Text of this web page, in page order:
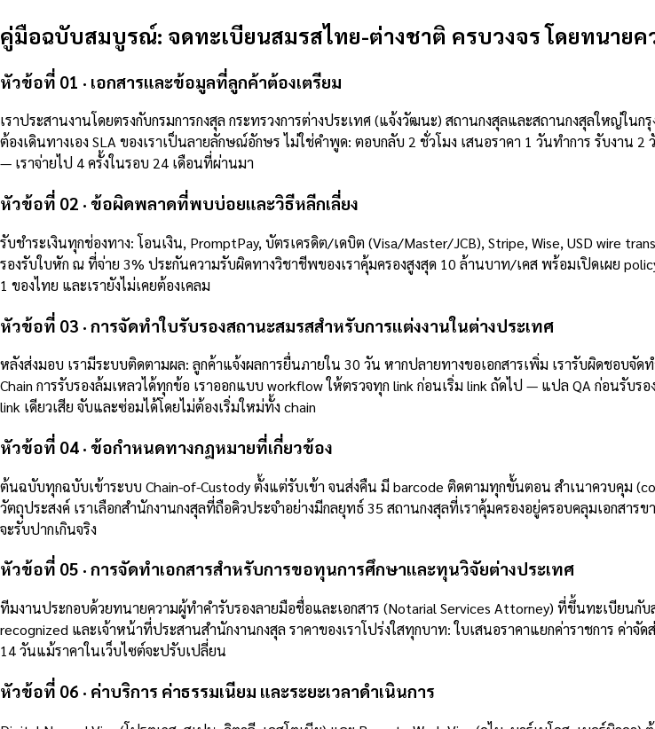
คู่มือฉบับสมบูรณ์: จดทะเบียนสมรสไทย-ต่างชาติ ครบวงจร โดยทนาย
หัวข้อที่ 01 · เอกสารและข้อมูลที่ลูกค้าต้องเตรียม
เราประสานงานโดยตรงกับกรมการกงสุล กระทรวงการต่างประเทศ (แจ้งวัฒนะ) สถานกงสุลและสถานกงสุลใหญ่ใน
ต้องเดินทางเอง SLA ของเราเป็นลายลักษณ์อักษร ไม่ใช่คำพูด: ตอบกลับ 2 ชั่วโมง เสนอราคา 1 วันทำการ รับงาน
— เราจ่ายไป 4 ครั้งในรอบ 24 เดือนที่ผ่านมา
หัวข้อที่ 02 · ข้อผิดพลาดที่พบบ่อยและวิธีหลีกเลี่ยง
รับชำระเงินทุกช่องทาง: โอนเงิน, PromptPay, บัตรเครดิต/เดบิต (Visa/Master/JCB), Stripe, Wise, USD wire
รองรับใบหัก ณ ที่จ่าย 3% ประกันความรับผิดทางวิชาชีพของเราคุ้มครองสูงสุด 10 ล้านบาท/เคส พร้อมเปิดเผย
1 ของไทย และเรายังไม่เคยต้องเคลม
หัวข้อที่ 03 · การจัดทำใบรับรองสถานะสมรสสำหรับการแต่งงานในต่างประเทศ
หลังส่งมอบ เรามีระบบติดตามผล: ลูกค้าแจ้งผลการยื่นภายใน 30 วัน หากปลายทางขอเอกสารเพิ่ม เรารับผิดชอบ
Chain การรับรองล้มเหลวได้ทุกข้อ เราออกแบบ workflow ให้ตรวจทุก link ก่อนเริ่ม link ถัดไป — แปล QA ก่อนรั
link เดียวเสีย จับและซ่อมได้โดยไม่ต้องเริ่มใหม่ทั้ง chain
หัวข้อที่ 04 · ข้อกำหนดทางกฎหมายที่เกี่ยวข้อง
ต้นฉบับทุกฉบับเข้าระบบ Chain-of-Custody ตั้งแต่รับเข้า จนส่งคืน มี barcode ติดตามทุกขั้นตอน สำเนาควบคุม
วัตถุประสงค์ เราเลือกสำนักงานกงสุลที่ถือคิวประจำอย่างมีกลยุทธ์ 35 สถานกงสุลที่เราคุ้มครองอยู่ครอบคลุมเอกสา
จะรับปากเกินจริง
หัวข้อที่ 05 · การจัดทำเอกสารสำหรับการขอทุนการศึกษาและทุนวิจัยต่างประเทศ
ทีมงานประกอบด้วยทนายความผู้ทำคำรับรองลายมือชื่อและเอกสาร (Notarial Services Attorney) ที่ขึ้นทะเบียน
recognized และเจ้าหน้าที่ประสานสำนักงานกงสุล ราคาของเราโปร่งใสทุกบาท: ใบเสนอราคาแยกค่าราชการ ค่า
14 วันแม้ราคาในเว็บไซต์จะปรับเปลี่ยน
หัวข้อที่ 06 · ค่าบริการ ค่าธรรมเนียม และระยะเวลาดำเนินการ